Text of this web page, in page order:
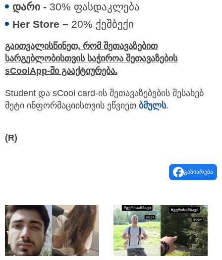
დარი - 30% ფასდაკლება
Her Store – 20% ქეშბექი
გაითვალისწინეთ, რომ შეთავაზებით
სარგებლობისთვის საჭიროა შეთავაზების
sCoolApp-ში გააქტიურება.
Student და sCool card-ის შეთავაზებების შესახებ
მეტი ინფორმაციისთვის ეწვიეთ ბმულს.
(R)
გაზიარება